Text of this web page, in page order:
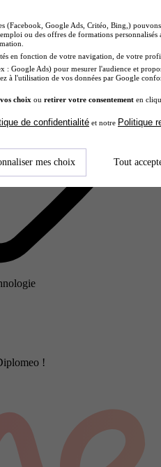
!
(Facebook, Google Ads, Critéo, Bing,)
ou des offres de formations
en fonction de votre navigation, de votre
: Google Ads) pour mesurer l'audience et
à l'utilisation de vos données par Google
choix ou retirer votre consentement en
de confidentialité et notre Politique
mes choix Tout